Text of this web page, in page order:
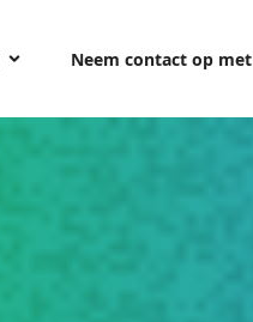
Neem contact op met